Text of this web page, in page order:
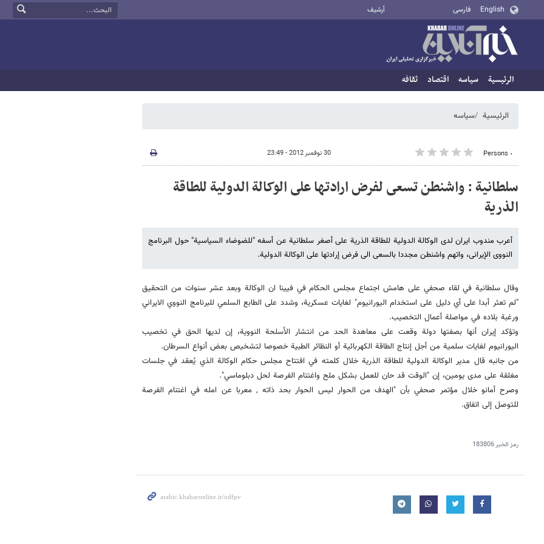
English فارسی أرشيف
الرئيسية سیاسه اقتصاد ثقافه
الرئيسية سیاسه
٠ Persons 30 نوفمبر 2012 - 23:49
سلطانیة : واشنطن تسعى لفرض ارادتها على الوکالة الدولیة للطاقة
الذریة
أعرب مندوب ایران لدى الوکالة الدولیة للطاقة الذریة علی أصغر سلطانیة عن أسفه "للضوضاء السیاسیة" حول البرنامج
النووی الإیرانی، واتهم واشنطن مجددا بالسعی الى فرض إرادتها على الوکالة الدولیة.
وقال سلطانية في لقاء صحفي على هامش اجتماع مجلس الحكام في فيينا ان الوكالة وبعد عشر سنوات من التحقيق
"لم تعثر أبدا على أي دليل على استخدام اليورانيوم" لغايات عسكرية، وشدد على الطابع السلمي للبرنامج النووي الايراني
ورغبة بلاده في مواصلة أعمال التخصيب.
وتؤكد إيران أنها بصفتها دولة وقعت على معاهدة الحد من انتشار الأسلحة النووية، إن لديها الحق في تخصيب
اليورانيوم لغايات سلمية من أجل إنتاج الطاقة الكهربائية أو النظائر الطبية خصوصا لتشخيص بعض أنواع السرطان.
من جانبه قال مدير الوكالة الدولية للطاقة الذرية خلال كلمته في افتتاح مجلس حكام الوكالة الذي يُعقد في جلسات
مغلقة على مدى يومين، إن "الوقت قد حان للعمل بشكل ملح واغتنام الفرصة لحل دبلوماسي".
وصرح أمانو خلال مؤتمر صحفي بأن "الهدف من الحوار ليس الحوار بحد ذاته , معربا عن امله في اغتنام الفرصة
للتوصل إلى اتفاق.
رمز الخبر183806